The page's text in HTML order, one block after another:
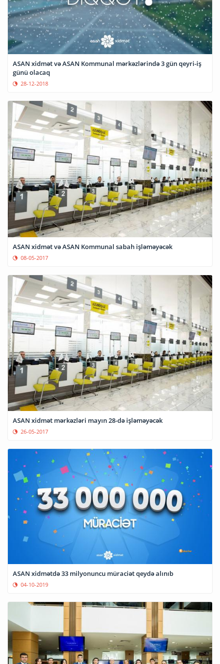
ASAN xidmət və ASAN Kommunal mərkəzlərində 3 gün qeyri-iş
günü olacaq
28-12-2018
ASAN xidmət və ASAN Kommunal sabah işləməyəcək
08-05-2017
ASAN xidmət mərkəzləri mayın 28-də işləməyəcək
26-05-2017
ASAN xidmətdə 33 milyonuncu müraciət qeydə alınıb
04-10-2019